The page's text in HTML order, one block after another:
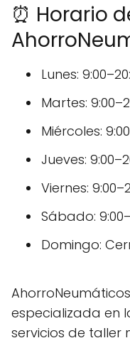
⏰ Horario
Lunes:
Martes:
Miércoles:
Jueves:
Viernes:
Sábado:
Domingo:
especializada en
servicios de taller